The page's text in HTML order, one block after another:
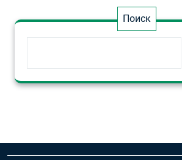
Поиск